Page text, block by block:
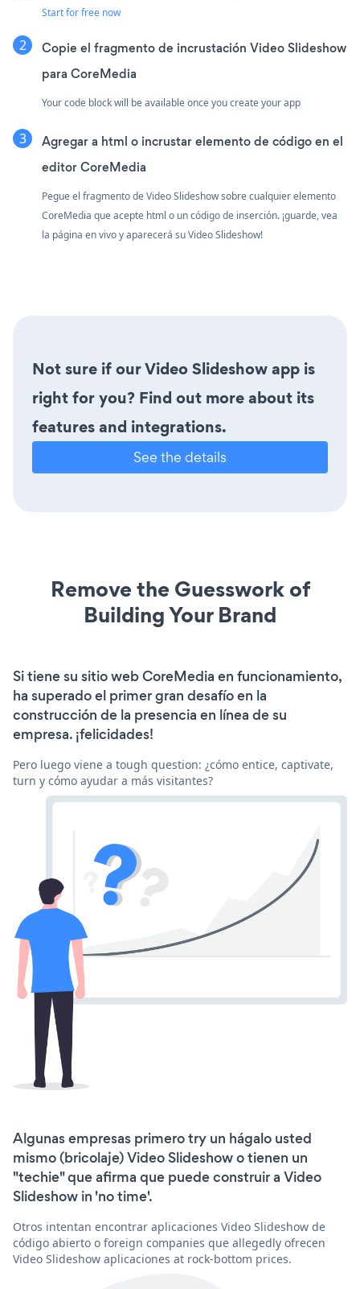
Start for free now
Copie el fragmento de incrustación Video Slideshow
para CoreMedia
Your code block will be available once you create your app
Agregar a html o incrustar elemento de código en el
editor CoreMedia
Pegue el fragmento de Video Slideshow sobre cualquier elemento
CoreMedia que acepte html o un código de inserción. ¡guarde, vea
la página en vivo y aparecerá su Video Slideshow!
Not sure if our Video Slideshow app is
right for you? Find out more about its
features and integrations.
See the details
Remove the Guesswork of
Building Your Brand
Si tiene su sitio web CoreMedia en funcionamiento,
ha superado el primer gran desafío en la
construcción de la presencia en línea de su
empresa. ¡felicidades!
Pero luego viene a tough question: ¿cómo entice, captivate,
turn y cómo ayudar a más visitantes?
Algunas empresas primero try un hágalo usted
mismo (bricolaje) Video Slideshow o tienen un
"techie" que afirma que puede construir a Video
Slideshow in 'no time'.
Otros intentan encontrar aplicaciones Video Slideshow de
código abierto o foreign companies que allegedly ofrecen
Video Slideshow aplicaciones at rock-bottom prices.